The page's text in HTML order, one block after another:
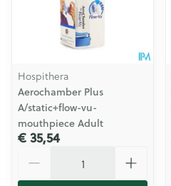
Hospithera
Aerochamber Plus
A/static+flow-vu-
mouthpiece Adult
€ 35,54